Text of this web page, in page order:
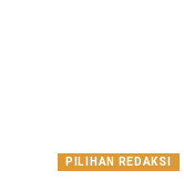
PILIHAN REDAKSI